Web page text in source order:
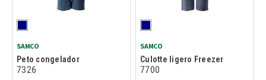
SAMCO
Peto congelador
7326
SAMCO
Culotte ligero Freezer
7700